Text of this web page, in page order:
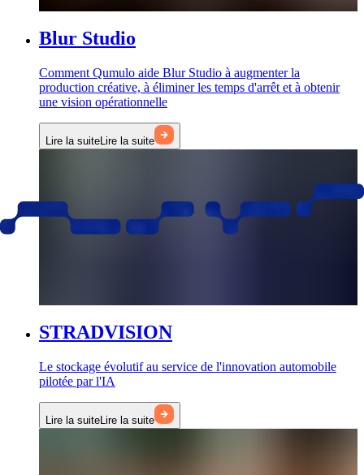
Blur Studio
Comment Qumulo aide Blur Studio à augmenter la
production créative, à éliminer les temps d'arrêt et à obtenir
une vision opérationnelle
Lire la suiteLire la suite
STRADVISION
Le stockage évolutif au service de l'innovation automobile
pilotée par l'IA
Lire la suite Lire la suite